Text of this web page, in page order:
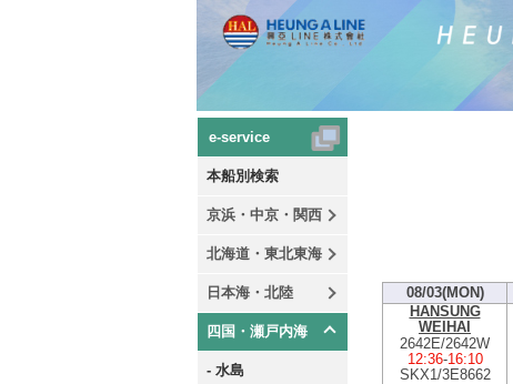
e-service
本船別検索
京浜・中京・関西
北海道・東北東海
日本海・北陸
四国・瀬戸内海
- 水島
08/03(MON)
HANSUNG
WEIHAI
2642E/2642W
12:36-16:10
SKX1/3E8662